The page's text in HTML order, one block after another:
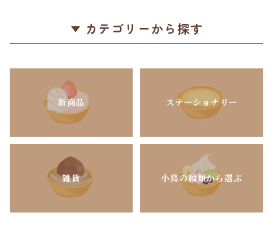
カテゴリーから探す
新商品 ステーショナリー
雑貨 小鳥の種類から選ぶ